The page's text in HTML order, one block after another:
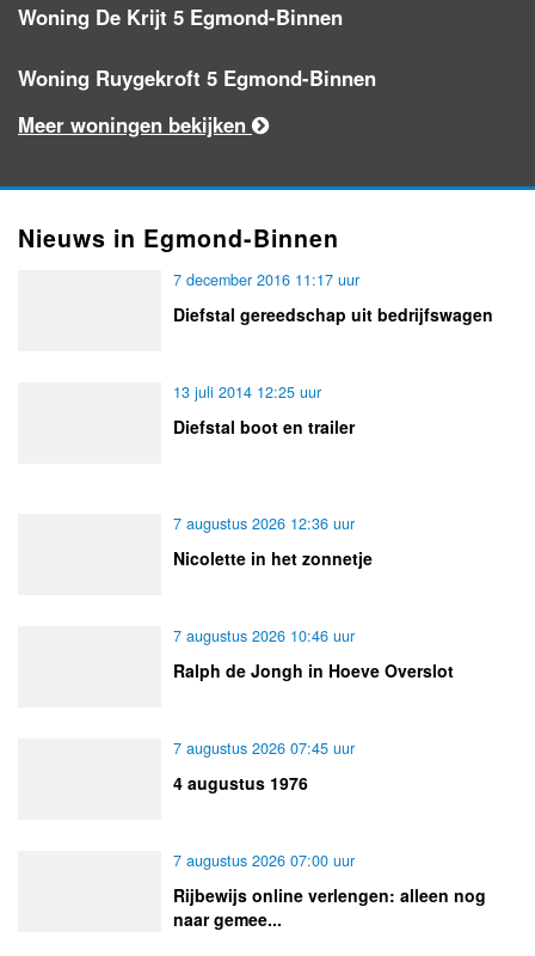
Woning De Krijt 5 Egmond-Binnen
Woning Ruygekroft 5 Egmond-Binnen
Meer woningen bekijken
Nieuws in Egmond-Binnen
7 december 2016 11:17 uur
Diefstal gereedschap uit bedrijfswagen
13 juli 2014 12:25 uur
Diefstal boot en trailer
7 augustus 2026 12:36 uur
Nicolette in het zonnetje
7 augustus 2026 10:46 uur
Ralph de Jongh in Hoeve Overslot
7 augustus 2026 07:45 uur
4 augustus 1976
7 augustus 2026 07:00 uur
Rijbewijs online verlengen: alleen nog
naar gemee...